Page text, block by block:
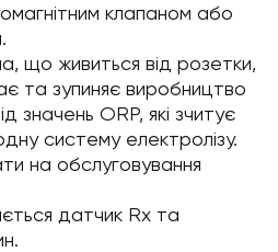
клапаном або
що живиться від розетки,
та зупиняє виробництво
значень ORP, які зчитує
систему електролізу.
на обслуговування
датчик Rx та